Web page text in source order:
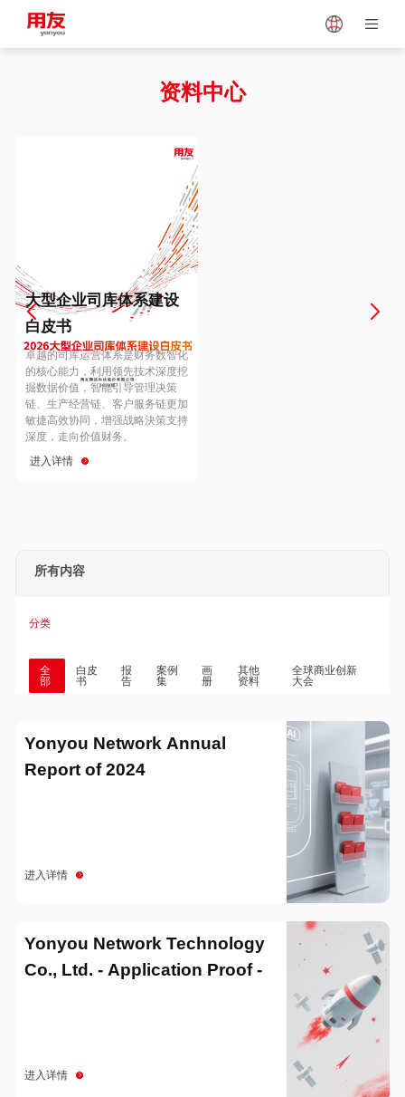
Vietnam
Europe
Hungary
Hong Kong
资料中心
大型企业司库体系建设
白皮书
卓越的司库运营体系是财务数智化
的核心能力，利用领先技术深度挖
掘数据价值，智能引导管理决策
链、生产经营链、客户服务链更加
敏捷高效协同，增强战略決策支持
深度，走向价值财务。
进入详情
所有内容
分类
全
部
白皮
书
报
告
案例
集
画
册
其他
资料
全球商业创新
大会
Yonyou Network Annual
Report of 2024
进入详情
Yonyou Network Technology
Co., Ltd. - Application Proof -
进入详情